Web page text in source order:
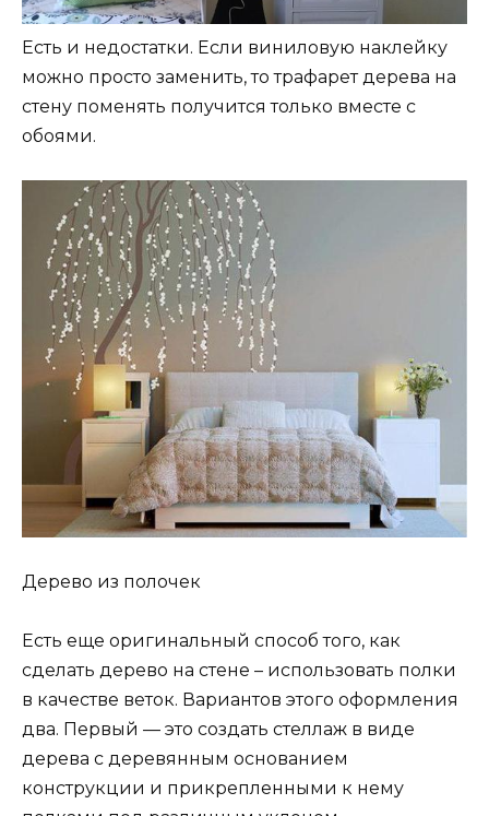
Есть и недостатки. Если виниловую наклейку
можно просто заменить, то трафарет дерева на
стену поменять получится только вместе с
обоями.
Дерево из полочек
Есть еще оригинальный способ того, как
сделать дерево на стене – использовать полки
в качестве веток. Вариантов этого оформления
два. Первый — это создать стеллаж в виде
дерева с деревянным основанием
конструкции и прикрепленными к нему